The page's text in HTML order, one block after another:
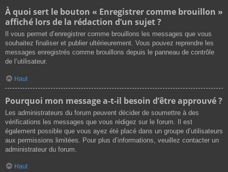
À quoi sert le bouton « Enregistrer comme brouillon »
affiché lors de la rédaction d’un sujet ?
Il vous permet d’enregistrer comme brouillons les messages que vous
souhaitez finaliser et publier ultérieurement. Vous pouvez reprendre les
messages enregistrés comme brouillons depuis le panneau de contrôle
de l’utilisateur.
Haut
Pourquoi mon message a-t-il besoin d’être approuvé ?
Les administrateurs du forum peuvent décider de soumettre à des
vérifications les messages que vous rédigez sur le forum. Il est
également possible que vous ayez été placé dans un groupe d’utilisateurs
aux permissions limitées. Pour plus d’informations, veuillez contacter un
administrateur du forum.
Haut